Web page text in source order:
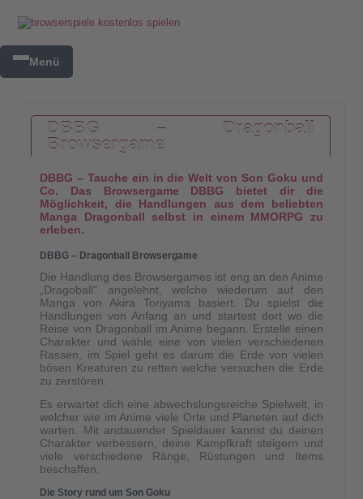
Menü
DBBG – Dragonball
Browsergame
DBBG – Tauche ein in die Welt von Son Goku und
Co. Das Browsergame DBBG bietet dir die
Möglichkeit, die Handlungen aus dem beliebten
Manga Dragonball selbst in einem MMORPG zu
erleben.
DBBG – Dragonball Browsergame
Die Handlung des Browsergames ist eng an den Anime
„Dragoball“ angelehnt, welche wiederum auf den
Manga von Akira Toriyama basiert. Du spielst die
Handlungen von Anfang an und startest dort wo die
Reise von Dragonball im Anime begann. Erstelle einen
Charakter und wähle eine von vielen verschiedenen
Rassen, im Spiel geht es darum die Erde von vielen
bösen Kreaturen zu retten welche versuchen die Erde
zu zerstören.
Es erwartet dich eine abwechslungsreiche Spielwelt, in
welcher wie im Anime viele Orte und Planeten auf dich
warten. Mit andauender Spieldauer kannst du deinen
Charakter verbessern, deine Kampfkraft steigern und
viele verschiedene Ränge, Rüstungen und Items
beschaffen.
Die Story rund um Son Goku